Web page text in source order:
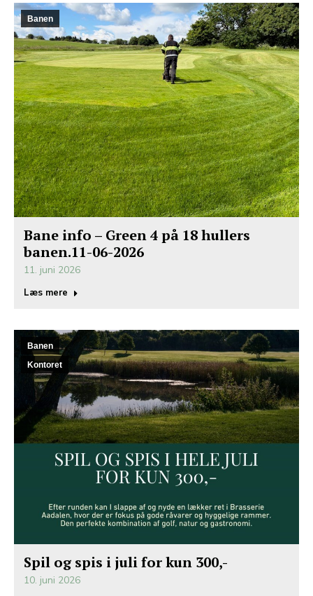
Banen
Bane info – Green 4 på 18 hullers
banen.11-06-2026
11. juni 2026
Læs mere
Banen
Kontoret
Spil og spis i juli for kun 300,-
10. juni 2026